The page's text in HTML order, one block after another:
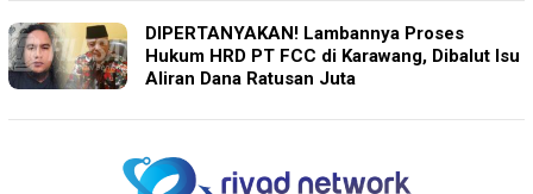
DIPERTANYAKAN! Lambannya Proses
Hukum HRD PT FCC di Karawang, Dibalut Isu
Aliran Dana Ratusan Juta